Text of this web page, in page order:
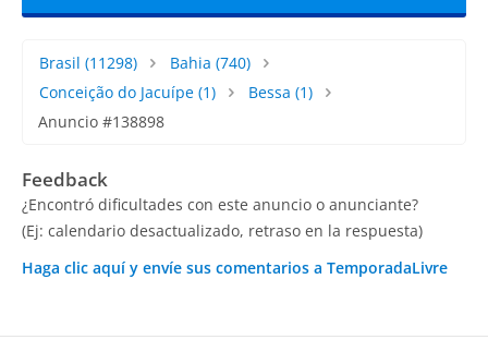
Brasil (11298) Bahia (740)
Conceição do Jacuípe (1) Bessa (1)
Anuncio #138898
Feedback
¿Encontró dificultades con este anuncio o anunciante?
(Ej: calendario desactualizado, retraso en la respuesta)
Haga clic aquí y envíe sus comentarios a TemporadaLivre